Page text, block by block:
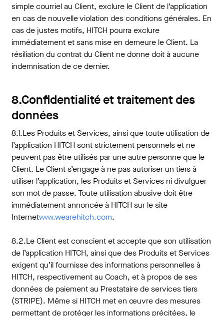
simple courriel au Client, exclure le Client de l’application
en cas de nouvelle violation des conditions générales. En
cas de justes motifs, HITCH pourra exclure
immédiatement et sans mise en demeure le Client. La
résiliation du contrat du Client ne donne doit à aucune
indemnisation de ce dernier.
8.Confidentialité et traitement des
données
8.1.Les Produits et Services, ainsi que toute utilisation de
l’application HITCH sont strictement personnels et ne
peuvent pas être utilisés par une autre personne que le
Client. Le Client s’engage à ne pas autoriser un tiers à
utiliser l’application, les Produits et Services ni divulguer
son mot de passe. Toute utilisation abusive doit être
immédiatement annoncée à HITCH sur le site
Internetwww.wearehitch.com.
8.2.Le Client est conscient et accepte que son utilisation
de l’application HITCH, ainsi que des Produits et Services
exigent qu’il fournisse des informations personnelles à
HITCH, respectivement au Coach, et à propos de ses
données de paiement au Prestataire de services tiers
(STRIPE). Même si HITCH met en œuvre des mesures
permettant de protéger les informations précitées, le